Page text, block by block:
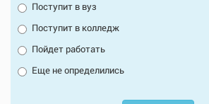
Поступит в вуз
Поступит в колледж
Пойдет работать
Еще не определились